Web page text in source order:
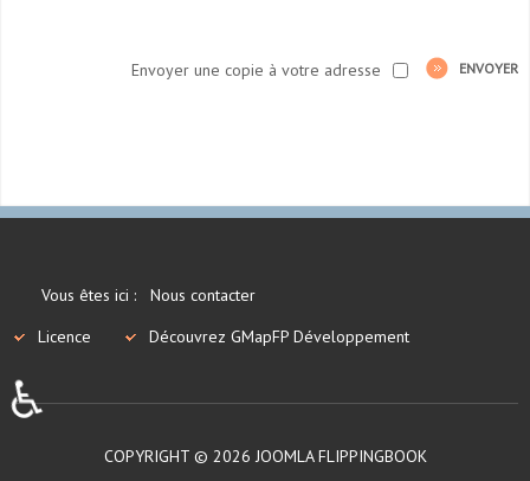
ENVOYER
Envoyer une copie à votre adresse
Vous êtes ici :
Nous contacter
Licence
Découvrez GMapFP Développement
COPYRIGHT © 2026 JOOMLA FLIPPINGBOOK